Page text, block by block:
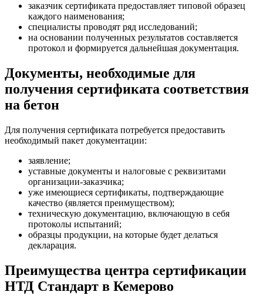
заказчик сертификата предоставляет типовой образец
каждого наименования;
специалисты проводят ряд исследований;
на основании полученных результатов составляется
протокол и формируется дальнейшая документация.
Документы, необходимые для
получения сертификата соответствия
на бетон
Для получения сертификата потребуется предоставить
необходимый пакет документации:
заявление;
уставные документы и налоговые с реквизитами
организации-заказчика;
уже имеющиеся сертификаты, подтверждающие
качество (является преимуществом);
техническую документацию, включающую в себя
протоколы испытаний;
образцы продукции, на которые будет делаться
декларация.
Преимущества центра сертификации
НТД Стандарт в Кемерово